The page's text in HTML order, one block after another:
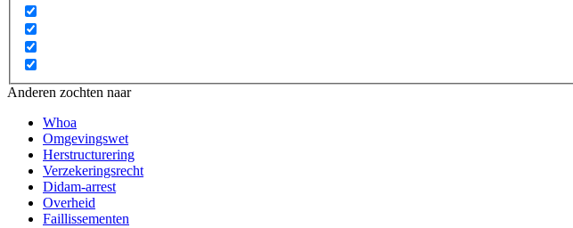
Anderen zochten naar
Whoa
Omgevingswet
Herstructurering
Verzekeringsrecht
Didam-arrest
Overheid
Faillissementen